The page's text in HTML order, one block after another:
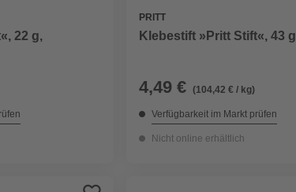
22 g,
PRITT
Klebestift »Pritt Stift«, 43 g
4,49 € (104,42 € / kg)
Verfügbarkeit im Markt prüfen
Nicht online erhältlich